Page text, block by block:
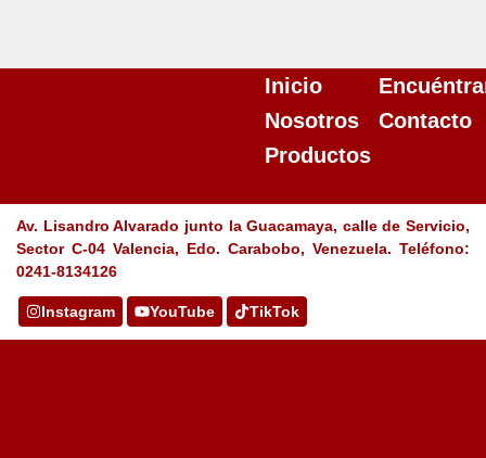
Inicio
Nosotros
Productos
Contacto
Av. Lisandro Alvarado junto la Guacamaya, calle de Servicio,
Sector C-04 Valencia, Edo. Carabobo, Venezuela. Teléfono:
0241-8134126
Instagram YouTube TikTok